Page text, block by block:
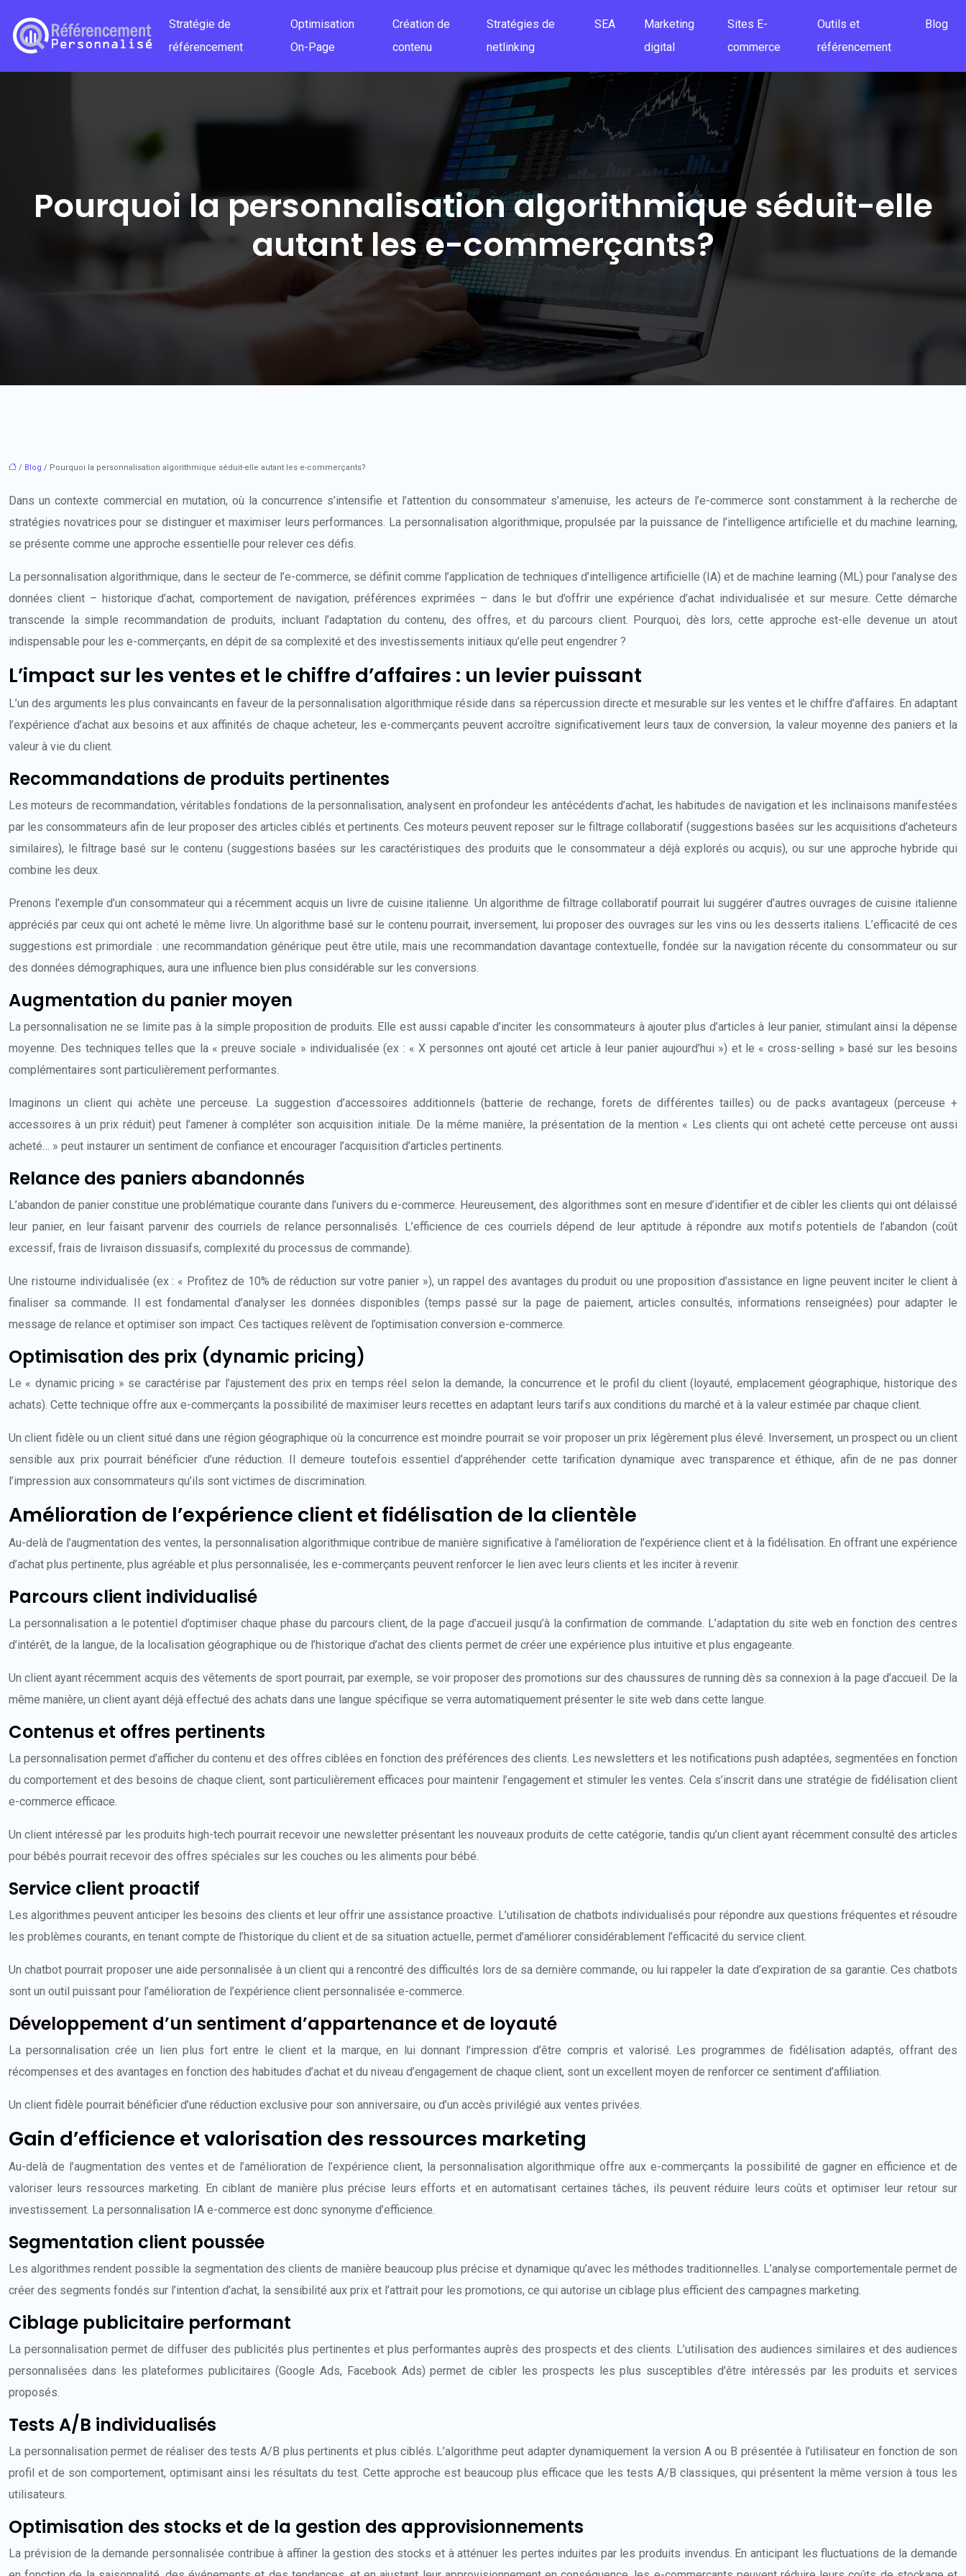
Stratégie de
référencement
Optimisation
On-Page
Création de
contenu
Stratégies de
netlinking
SEA
Marketing
digital
Sites E-
commerce
Outils et
référencement
Blog
Pourquoi la personnalisation algorithmique séduit-elle
autant les e-commerçants?
/ Blog / Pourquoi la personnalisation algorithmique séduit-elle autant les e-commerçants?
Dans un contexte commercial en mutation, où la concurrence s’intensifie et l’attention du consommateur s’amenuise, les acteurs de l’e-commerce sont constamment à la recherche de
stratégies novatrices pour se distinguer et maximiser leurs performances. La personnalisation algorithmique, propulsée par la puissance de l’intelligence artificielle et du machine learning,
se présente comme une approche essentielle pour relever ces défis.
La personnalisation algorithmique, dans le secteur de l’e-commerce, se définit comme l’application de techniques d’intelligence artificielle (IA) et de machine learning (ML) pour l’analyse des
données client – historique d’achat, comportement de navigation, préférences exprimées – dans le but d’offrir une expérience d’achat individualisée et sur mesure. Cette démarche
transcende la simple recommandation de produits, incluant l’adaptation du contenu, des offres, et du parcours client. Pourquoi, dès lors, cette approche est-elle devenue un atout
indispensable pour les e-commerçants, en dépit de sa complexité et des investissements initiaux qu’elle peut engendrer ?
L’impact sur les ventes et le chiffre d’affaires : un levier puissant
L’un des arguments les plus convaincants en faveur de la personnalisation algorithmique réside dans sa répercussion directe et mesurable sur les ventes et le chiffre d’affaires. En adaptant
l’expérience d’achat aux besoins et aux affinités de chaque acheteur, les e-commerçants peuvent accroître significativement leurs taux de conversion, la valeur moyenne des paniers et la
valeur à vie du client.
Recommandations de produits pertinentes
Les moteurs de recommandation, véritables fondations de la personnalisation, analysent en profondeur les antécédents d’achat, les habitudes de navigation et les inclinaisons manifestées
par les consommateurs afin de leur proposer des articles ciblés et pertinents. Ces moteurs peuvent reposer sur le filtrage collaboratif (suggestions basées sur les acquisitions d’acheteurs
similaires), le filtrage basé sur le contenu (suggestions basées sur les caractéristiques des produits que le consommateur a déjà explorés ou acquis), ou sur une approche hybride qui
combine les deux.
Prenons l’exemple d’un consommateur qui a récemment acquis un livre de cuisine italienne. Un algorithme de filtrage collaboratif pourrait lui suggérer d’autres ouvrages de cuisine italienne
appréciés par ceux qui ont acheté le même livre. Un algorithme basé sur le contenu pourrait, inversement, lui proposer des ouvrages sur les vins ou les desserts italiens. L’efficacité de ces
suggestions est primordiale : une recommandation générique peut être utile, mais une recommandation davantage contextuelle, fondée sur la navigation récente du consommateur ou sur
des données démographiques, aura une influence bien plus considérable sur les conversions.
Augmentation du panier moyen
La personnalisation ne se limite pas à la simple proposition de produits. Elle est aussi capable d’inciter les consommateurs à ajouter plus d’articles à leur panier, stimulant ainsi la dépense
moyenne. Des techniques telles que la « preuve sociale » individualisée (ex : « X personnes ont ajouté cet article à leur panier aujourd’hui ») et le « cross-selling » basé sur les besoins
complémentaires sont particulièrement performantes.
Imaginons un client qui achète une perceuse. La suggestion d’accessoires additionnels (batterie de rechange, forets de différentes tailles) ou de packs avantageux (perceuse +
accessoires à un prix réduit) peut l’amener à compléter son acquisition initiale. De la même manière, la présentation de la mention « Les clients qui ont acheté cette perceuse ont aussi
acheté… » peut instaurer un sentiment de confiance et encourager l’acquisition d’articles pertinents.
Relance des paniers abandonnés
L’abandon de panier constitue une problématique courante dans l’univers du e-commerce. Heureusement, des algorithmes sont en mesure d’identifier et de cibler les clients qui ont délaissé
leur panier, en leur faisant parvenir des courriels de relance personnalisés. L’efficience de ces courriels dépend de leur aptitude à répondre aux motifs potentiels de l’abandon (coût
excessif, frais de livraison dissuasifs, complexité du processus de commande).
Une ristourne individualisée (ex : « Profitez de 10% de réduction sur votre panier »), un rappel des avantages du produit ou une proposition d’assistance en ligne peuvent inciter le client à
finaliser sa commande. Il est fondamental d’analyser les données disponibles (temps passé sur la page de paiement, articles consultés, informations renseignées) pour adapter le
message de relance et optimiser son impact. Ces tactiques relèvent de l’optimisation conversion e-commerce.
Optimisation des prix (dynamic pricing)
Le « dynamic pricing » se caractérise par l’ajustement des prix en temps réel selon la demande, la concurrence et le profil du client (loyauté, emplacement géographique, historique des
achats). Cette technique offre aux e-commerçants la possibilité de maximiser leurs recettes en adaptant leurs tarifs aux conditions du marché et à la valeur estimée par chaque client.
Un client fidèle ou un client situé dans une région géographique où la concurrence est moindre pourrait se voir proposer un prix légèrement plus élevé. Inversement, un prospect ou un client
sensible aux prix pourrait bénéficier d’une réduction. Il demeure toutefois essentiel d’appréhender cette tarification dynamique avec transparence et éthique, afin de ne pas donner
l’impression aux consommateurs qu’ils sont victimes de discrimination.
Amélioration de l’expérience client et fidélisation de la clientèle
Au-delà de l’augmentation des ventes, la personnalisation algorithmique contribue de manière significative à l’amélioration de l’expérience client et à la fidélisation. En offrant une expérience
d’achat plus pertinente, plus agréable et plus personnalisée, les e-commerçants peuvent renforcer le lien avec leurs clients et les inciter à revenir.
Parcours client individualisé
La personnalisation a le potentiel d’optimiser chaque phase du parcours client, de la page d’accueil jusqu’à la confirmation de commande. L’adaptation du site web en fonction des centres
d’intérêt, de la langue, de la localisation géographique ou de l’historique d’achat des clients permet de créer une expérience plus intuitive et plus engageante.
Un client ayant récemment acquis des vêtements de sport pourrait, par exemple, se voir proposer des promotions sur des chaussures de running dès sa connexion à la page d’accueil. De la
même manière, un client ayant déjà effectué des achats dans une langue spécifique se verra automatiquement présenter le site web dans cette langue.
Contenus et offres pertinents
La personnalisation permet d’afficher du contenu et des offres ciblées en fonction des préférences des clients. Les newsletters et les notifications push adaptées, segmentées en fonction
du comportement et des besoins de chaque client, sont particulièrement efficaces pour maintenir l’engagement et stimuler les ventes. Cela s’inscrit dans une stratégie de fidélisation client
e-commerce efficace.
Un client intéressé par les produits high-tech pourrait recevoir une newsletter présentant les nouveaux produits de cette catégorie, tandis qu’un client ayant récemment consulté des articles
pour bébés pourrait recevoir des offres spéciales sur les couches ou les aliments pour bébé.
Service client proactif
Les algorithmes peuvent anticiper les besoins des clients et leur offrir une assistance proactive. L’utilisation de chatbots individualisés pour répondre aux questions fréquentes et résoudre
les problèmes courants, en tenant compte de l’historique du client et de sa situation actuelle, permet d’améliorer considérablement l’efficacité du service client.
Un chatbot pourrait proposer une aide personnalisée à un client qui a rencontré des difficultés lors de sa dernière commande, ou lui rappeler la date d’expiration de sa garantie. Ces chatbots
sont un outil puissant pour l’amélioration de l’expérience client personnalisée e-commerce.
Développement d’un sentiment d’appartenance et de loyauté
La personnalisation crée un lien plus fort entre le client et la marque, en lui donnant l’impression d’être compris et valorisé. Les programmes de fidélisation adaptés, offrant des
récompenses et des avantages en fonction des habitudes d’achat et du niveau d’engagement de chaque client, sont un excellent moyen de renforcer ce sentiment d’affiliation.
Un client fidèle pourrait bénéficier d’une réduction exclusive pour son anniversaire, ou d’un accès privilégié aux ventes privées.
Gain d’efficience et valorisation des ressources marketing
Au-delà de l’augmentation des ventes et de l’amélioration de l’expérience client, la personnalisation algorithmique offre aux e-commerçants la possibilité de gagner en efficience et de
valoriser leurs ressources marketing. En ciblant de manière plus précise leurs efforts et en automatisant certaines tâches, ils peuvent réduire leurs coûts et optimiser leur retour sur
investissement. La personnalisation IA e-commerce est donc synonyme d’efficience.
Segmentation client poussée
Les algorithmes rendent possible la segmentation des clients de manière beaucoup plus précise et dynamique qu’avec les méthodes traditionnelles. L’analyse comportementale permet de
créer des segments fondés sur l’intention d’achat, la sensibilité aux prix et l’attrait pour les promotions, ce qui autorise un ciblage plus efficient des campagnes marketing.
Ciblage publicitaire performant
La personnalisation permet de diffuser des publicités plus pertinentes et plus performantes auprès des prospects et des clients. L’utilisation des audiences similaires et des audiences
personnalisées dans les plateformes publicitaires (Google Ads, Facebook Ads) permet de cibler les prospects les plus susceptibles d’être intéressés par les produits et services
proposés.
Tests A/B individualisés
La personnalisation permet de réaliser des tests A/B plus pertinents et plus ciblés. L’algorithme peut adapter dynamiquement la version A ou B présentée à l’utilisateur en fonction de son
profil et de son comportement, optimisant ainsi les résultats du test. Cette approche est beaucoup plus efficace que les tests A/B classiques, qui présentent la même version à tous les
utilisateurs.
Optimisation des stocks et de la gestion des approvisionnements
La prévision de la demande personnalisée contribue à affiner la gestion des stocks et à atténuer les pertes induites par les produits invendus. En anticipant les fluctuations de la demande